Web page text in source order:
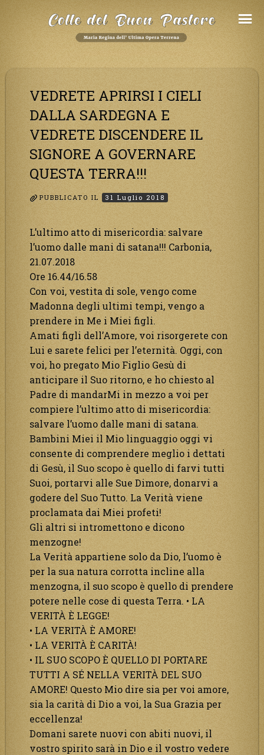
VEDRETE APRIRSI I CIELI
DALLA SARDEGNA E
VEDRETE DISCENDERE IL
SIGNORE A GOVERNARE
QUESTA TERRA!!!
PUBBLICATO IL 31 Luglio 2018
L’ultimo atto di misericordia: salvare
l’uomo dalle mani di satana!!! Carbonia,
21.07.2018
Ore 16.44/16.58
Con voi, vestita di sole, vengo come
Madonna degli ultimi tempi, vengo a
prendere in Me i Miei figli.
Amati figli dell’Amore, voi risorgerete con
Lui e sarete felici per l’eternità. Oggi, con
voi, ho pregato Mio Figlio Gesù di
anticipare il Suo ritorno, e ho chiesto al
Padre di mandarMi in mezzo a voi per
compiere l’ultimo atto di misericordia:
salvare l’uomo dalle mani di satana.
Bambini Miei il Mio linguaggio oggi vi
consente di comprendere meglio i dettati
di Gesù, il Suo scopo è quello di farvi tutti
Suoi, portarvi alle Sue Dimore, donarvi a
godere del Suo Tutto. La Verità viene
proclamata dai Miei profeti!
Gli altri si intromettono e dicono
menzogne!
La Verità appartiene solo da Dio, l’uomo è
per la sua natura corrotta incline alla
menzogna, il suo scopo è quello di prendere
potere nelle cose di questa Terra. • LA
VERITÀ È LEGGE!
• LA VERITÀ È AMORE!
• LA VERITÀ È CARITÀ!
• IL SUO SCOPO È QUELLO DI PORTARE
TUTTI A SÉ NELLA VERITÀ DEL SUO
AMORE! Questo Mio dire sia per voi amore,
sia la carità di Dio a voi, la Sua Grazia per
eccellenza!
Domani sarete nuovi con abiti nuovi, il
vostro spirito sarà in Dio e il vostro vedere